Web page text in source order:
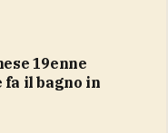
fa il bagno in